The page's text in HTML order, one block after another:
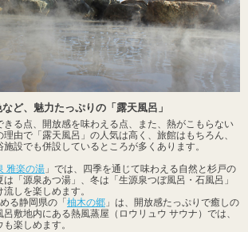
ど、魅力たっぷりの「露天風呂」
る点、開放感を味わえる点、また、熱がこもらない
由で「露天風呂」の人気は高く、旅館はもちろん、
設でも併設しているところが多くあります。
雅楽の湯 」では、四季を通じて味わえる自然と杉戸の
「源泉あつ湯」、冬は「生源泉つぼ風呂・石風呂」
しを楽しめます。
る静岡県の「 柚木の郷 」は、開放感たっぷりで癒しの
敷地内にある熱風蒸屋（ロウリュウ サウナ）では、
楽しめます。